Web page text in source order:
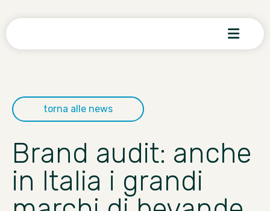
torna alle news
Brand audit: anche
in Italia i grandi